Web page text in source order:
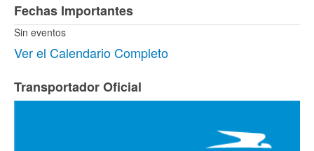
Fechas Importantes
Sin eventos
Ver el Calendario Completo
Transportador Oficial